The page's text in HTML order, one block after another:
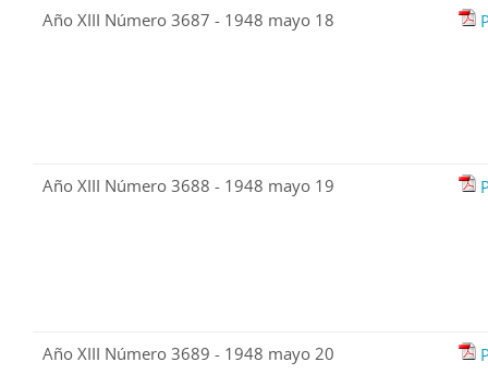
Año XIII Número 3687 - 1948 mayo 18
Año XIII Número 3688 - 1948 mayo 19
Año XIII Número 3689 - 1948 mayo 20